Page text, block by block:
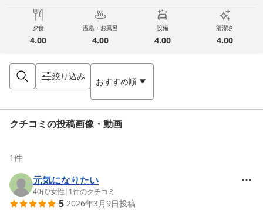
夕食
4.00
温泉・お風呂
4.00
設備
4.00
清潔さ
4.00
絞り込み おすすめ順
クチコミの投稿画像・動画
1件
元気になりたい
40代/女性 | 1件のクチコミ
5 2026年3月9日投稿